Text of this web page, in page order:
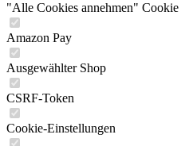
"Alle Cookies annehmen" Cookie
Amazon Pay
Ausgewählter Shop
CSRF-Token
Cookie-Einstellungen